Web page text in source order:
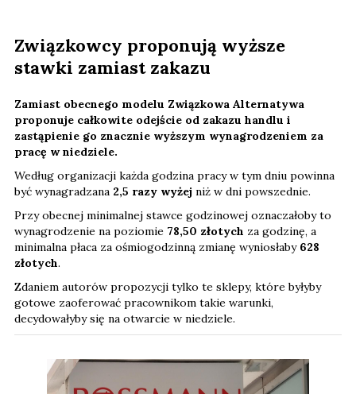
Związkowcy proponują wyższe
stawki zamiast zakazu
Zamiast obecnego modelu Związkowa Alternatywa
proponuje całkowite odejście od zakazu handlu i
zastąpienie go znacznie wyższym wynagrodzeniem za
pracę w niedziele.
Według organizacji każda godzina pracy w tym dniu powinna
być wynagradzana 2,5 razy wyżej niż w dni powszednie.
Przy obecnej minimalnej stawce godzinowej oznaczałoby to
wynagrodzenie na poziomie 78,50 złotych za godzinę, a
minimalna płaca za ośmiogodzinną zmianę wyniosłaby 628
złotych.
Zdaniem autorów propozycji tylko te sklepy, które byłyby
gotowe zaoferować pracownikom takie warunki,
decydowałyby się na otwarcie w niedziele.